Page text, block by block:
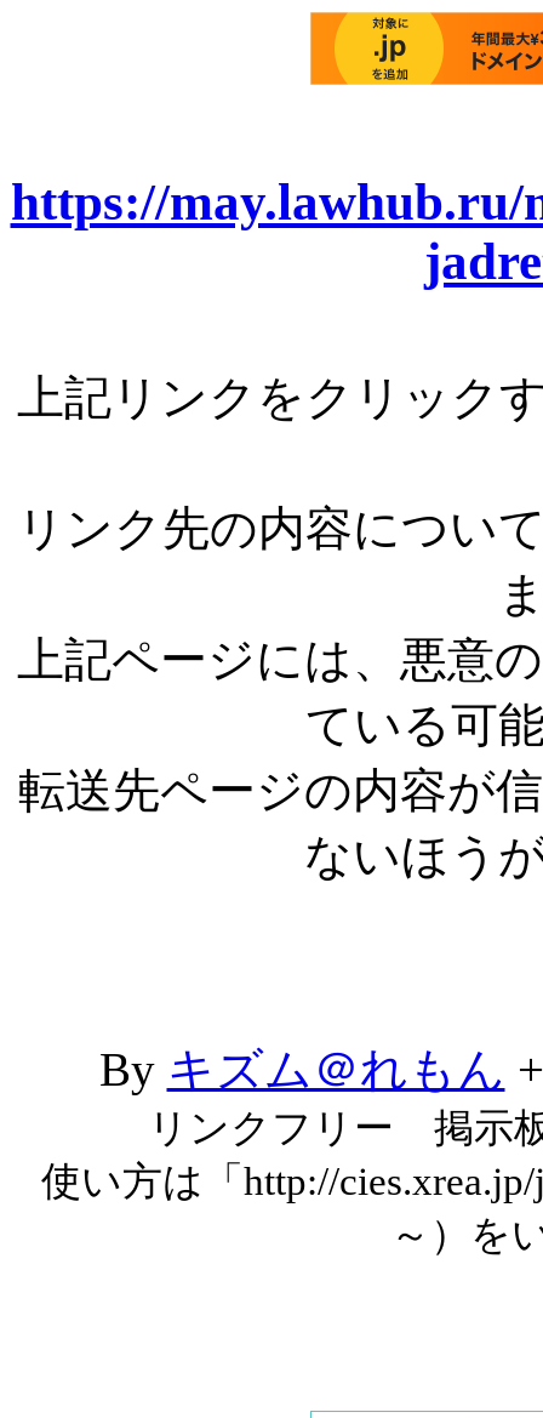
https://may.lawhub.ru/
上記リンクをクリック
リンク先の内容につい
上記ページには、悪意
ている可
転送先ページの内容が
ないほう
By キズム＠れもん
リンクフリー 掲示
使い方は「http://
～）を